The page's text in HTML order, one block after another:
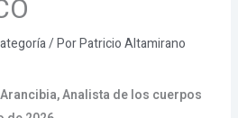
/ PorPatricio Altamirano
Analista de los cuerpos